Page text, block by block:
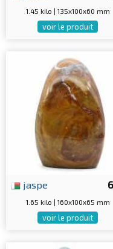
1.45 kilo | 135x100x60 mm
voir le produit
jaspe
1.65 kilo | 160x100x65 mm
voir le produit